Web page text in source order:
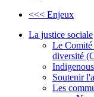
<<< Enjeux
La justice sociale
Le Comité
diversité
Soutenir
Les